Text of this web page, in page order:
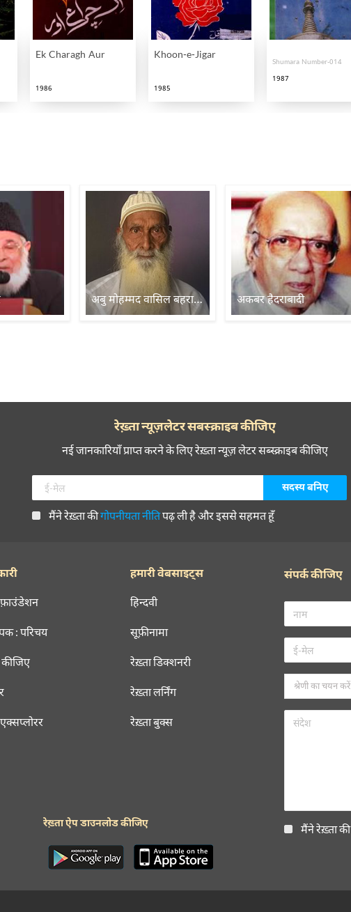
Ek Charagh Aur
1986
Khoon-e-Jigar
1985
Shumara Number-014
1987
अबु मोहम्मद वासिल बहराईची अकबर हैदराबादी
रेख़्ता न्यूज़लेटर सबस्क्राइब कीजिए
नई जानकारियाँ प्राप्त करने के लिए रेख़्ता न्यूज़ लेटर सब्स्क्राइब कीजिए
मैंने रेख़्ता कीगोपनीयता नीतिपढ़ ली है और इससे सहमत हूँ
फ़ाउंडेशन
: परिचय
हमारी वेबसाइट्स
हिन्दवी
सूफ़ीनामा
रेख़्ता डिक्शनरी
रेख़्ता लर्निंग
रेख़्ता बुक्स
संपर्क कीजिए
मैंने रेख़्ता
रेख़्ता ऐप डाउनलोड कीजिए